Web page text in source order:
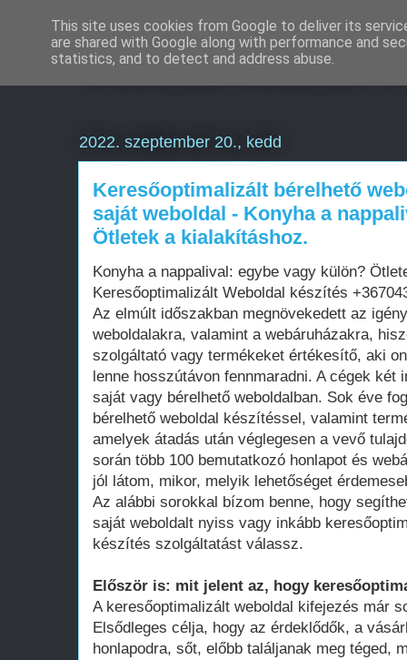
Weboldal készítés
2022. szeptember 20., kedd
Keresőoptimalizált bérelhető
saját weboldal - Konyha a
Ötletek a kialakításhoz.
Konyha a nappalival: egybe vagy külön?
Keresőoptimalizált Weboldal készítés
Az elmúlt időszakban megnövekedett az
weboldalakra, valamint a webáruházakra,
szolgáltató vagy termékeket értékesítő, aki
lenne hosszútávon fennmaradni. A cégek két
saját vagy bérelhető weboldalban. Sok éve
bérelhető weboldal készítéssel, valamint
amelyek átadás után véglegesen a vevő
során több 100 bemutatkozó honlapot és
jól látom, mikor, melyik lehetőséget
Az alábbi sorokkal bízom benne, hogy
saját weboldalt nyiss vagy inkább
készítés szolgáltatást válassz.
Először is: mit jelent az, hogy
A keresőoptimalizált weboldal kifejezés már
Elsődleges célja, hogy az érdeklődők, a
honlapodra, sőt, előbb találjanak meg téged,
This site uses cookies from Google to deliver its
are shared with Google along with performance and
statistics, and to detect and address abuse.